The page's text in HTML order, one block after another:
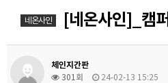
네온사인 [네온사인]_캠퍼
체인지간판
301회
24-02-13 15:25